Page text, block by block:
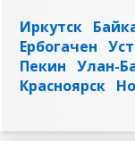
Иркутск
Ербогачен
Пекин Улан-
Красноярск